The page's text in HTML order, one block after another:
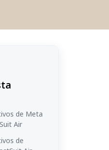
de Meta
Air
de